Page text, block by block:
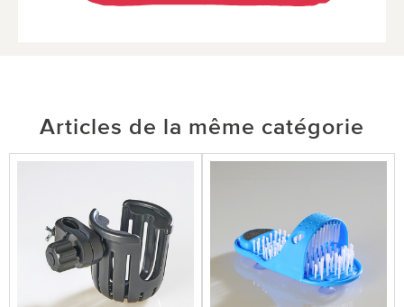
Articles de la même catégorie